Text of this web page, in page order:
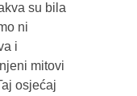
su bila
ni
i
mitovi
osjećaj